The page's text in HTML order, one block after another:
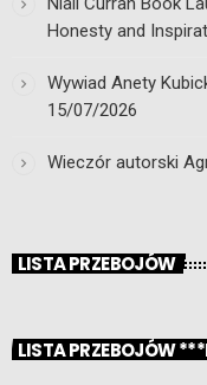
Honesty and
Wywiad Anety
15/07/2026
Wieczór autorski
LISTA PRZEBOJÓW
LISTA PRZEBOJÓW